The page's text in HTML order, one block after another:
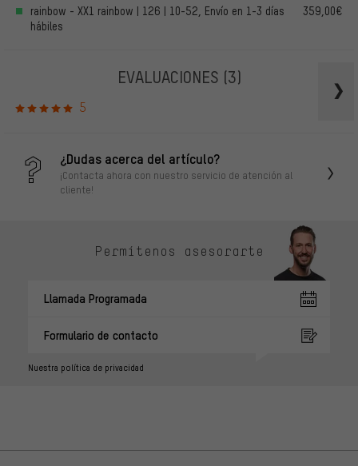
rainbow - XX1 rainbow | 126 | 10-52, Envío en 1-3 días
hábiles
359,00€
EVALUACIONES (3)
5
¿Dudas acerca del artículo?
¡Contacta ahora con nuestro servicio de atención al
cliente!
Permítenos asesorarte
Llamada Programada
Formulario de contacto
Nuestra política de privacidad